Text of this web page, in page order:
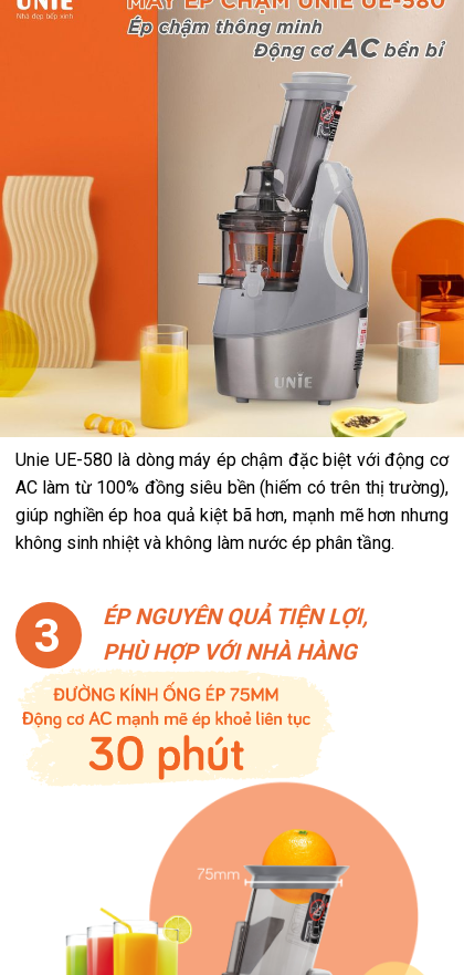
Unie UE-580 là dòng máy ép chậm đặc biệt với động cơ
AC làm từ 100% đồng siêu bền (hiếm có trên thị trường),
giúp nghiền ép hoa quả kiệt bã hơn, mạnh mẽ hơn nhưng
không sinh nhiệt và không làm nước ép phân tầng.
ÉP NGUYÊN QUẢ TIỆN LỢI,
PHÙ HỢP VỚI NHÀ HÀNG
3